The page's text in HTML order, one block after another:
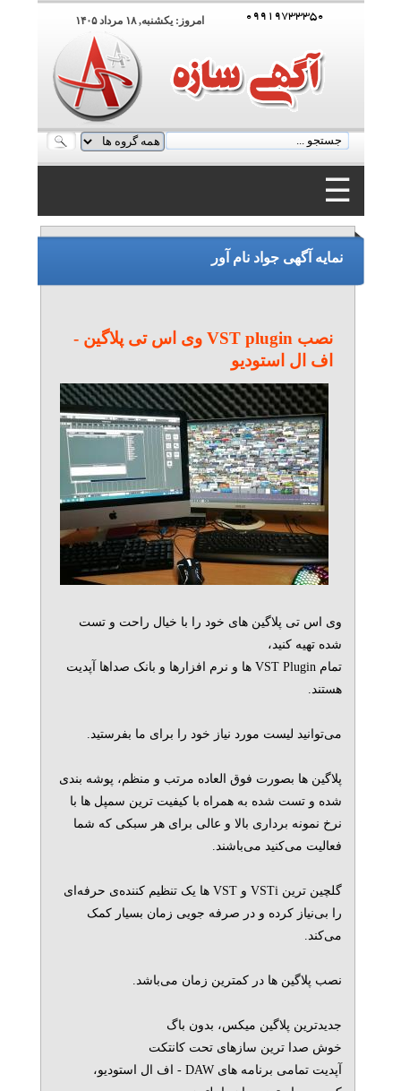
امروز: يکشنبه, ۱۸ مرداد ۱۴۰۵
☰
۰۹۹۱۹۷۳۳۳۵۰
۰۹۹۱۹۷۳۳۳۵۰
نمایه آگهی جواد نام آور
نصب VST plugin وی اس تی پلاگین -
اف ال استودیو
وی اس تی پلاگین های خود را با خیال راحت و تست
شده تهیه کنید،
تمام VST Plugin ها و نرم افزارها و بانک صداها آپدیت
هستند.
می‌توانید لیست مورد نیاز خود را برای ما بفرستید.
پلاگین ها بصورت فوق العاده مرتب و منظم، پوشه بندی
شده و تست شده به همراه با کیفیت ترین سمپل ها با
نرخ نمونه برداری بالا و عالی برای هر سبکی که شما
فعالیت می‌کنید می‌باشند.
گلچین ترین VSTi و VST ها یک تنظیم کننده‌ی حرفه‌ای
را بی‌نیاز کرده و در صرفه جویی زمان بسیار کمک
می‌کند.
نصب پلاگین ها در کمترین زمان می‌باشد.
جدیدترین پلاگین میکس، بدون باگ
خوش صدا ترین سازهای تحت کانتکت
آپدیت تمامی برنامه های DAW - اف ال استودیو،